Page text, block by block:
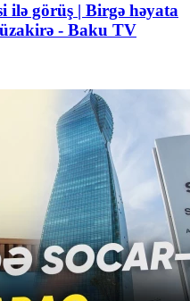
ilə görüş | Birgə həyata
- Baku TV